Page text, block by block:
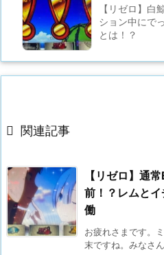
【リゼロ】白
ション中にで
とは！？
 関連記事
【リゼロ】通
前！？レムと
働
お疲れさまです。
末ですね。みなさ